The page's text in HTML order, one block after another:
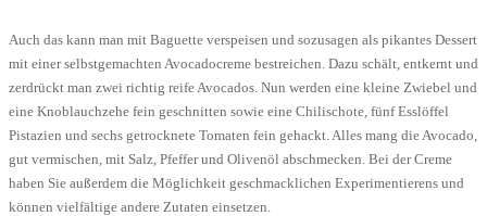
Auch das kann man mit Baguette verspeisen und sozusagen als pikantes Dessert
mit einer selbstgemachten Avocadocreme bestreichen. Dazu schält, entkernt und
zerdrückt man zwei richtig reife Avocados. Nun werden eine kleine Zwiebel und
eine Knoblauchzehe fein geschnitten sowie eine Chilischote, fünf Esslöffel
Pistazien und sechs getrocknete Tomaten fein gehackt. Alles mang die Avocado,
gut vermischen, mit Salz, Pfeffer und Olivenöl abschmecken. Bei der Creme
haben Sie außerdem die Möglichkeit geschmacklichen Experimentierens und
können vielfältige andere Zutaten einsetzen.